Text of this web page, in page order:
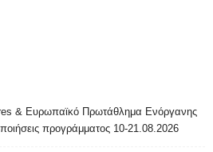
& Ευρωπαϊκό Πρωτάθλημα Ενόργανης
προγράμματος 10-21.08.2026